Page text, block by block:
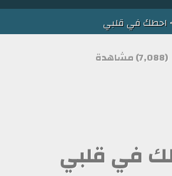
احطك في قلبي
(7,088) مشاهدة
في قلبي